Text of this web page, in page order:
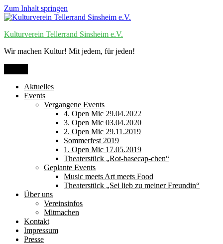
Zum Inhalt springen
Kulturverein Tellerrand Sinsheim e.V.
Wir machen Kultur! Mit jedem, für jeden!
Aktuelles
Events
Vergangene Events
4. Open Mic 29.04.2022
3. Open Mic 03.04.2020
2. Open Mic 29.11.2019
Sommerfest 2019
1. Open Mic 17.05.2019
Theaterstück „Rot-basecap-chen“
Geplante Events
Music meets Art meets Food
Theaterstück „Sei lieb zu meiner Freundin“
Über uns
Vereinsinfos
Mitmachen
Kontakt
Impressum
Presse